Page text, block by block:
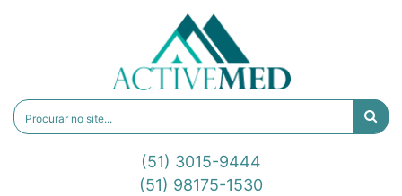
(51) 3015-9444
(51) 98175-1530